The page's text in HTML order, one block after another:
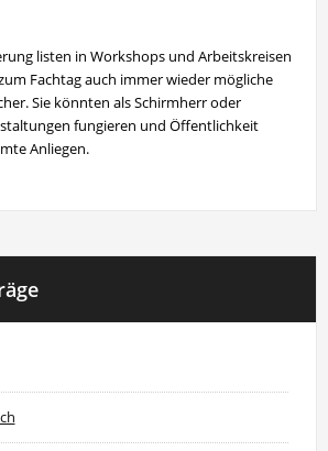
listen in Workshops und Arbeitskreisen
Fachtag auch immer wieder mögliche
Sie könnten als Schirmherr oder
fungieren und Öffentlichkeit
Anliegen.